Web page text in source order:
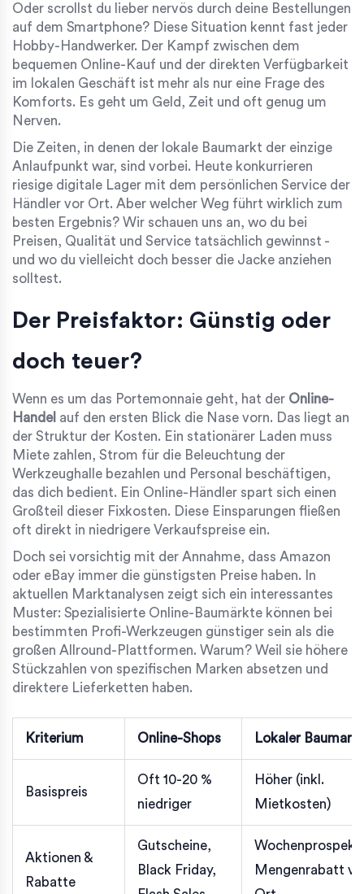
Oder scrollst du lieber nervös durch deine Bestellungen
auf dem Smartphone? Diese Situation kennt fast jeder
Hobby-Handwerker. Der Kampf zwischen dem
bequemen Online-Kauf und der direkten Verfügbarkeit
im lokalen Geschäft ist mehr als nur eine Frage des
Komforts. Es geht um Geld, Zeit und oft genug um
Nerven.
Die Zeiten, in denen der lokale Baumarkt der einzige
Anlaufpunkt war, sind vorbei. Heute konkurrieren
riesige digitale Lager mit dem persönlichen Service der
Händler vor Ort. Aber welcher Weg führt wirklich zum
besten Ergebnis? Wir schauen uns an, wo du bei
Preisen, Qualität und Service tatsächlich gewinnst -
und wo du vielleicht doch besser die Jacke anziehen
solltest.
Der Preisfaktor: Günstig oder
doch teuer?
Wenn es um das Portemonnaie geht, hat der Online-
Handel auf den ersten Blick die Nase vorn. Das liegt an
der Struktur der Kosten. Ein stationärer Laden muss
Miete zahlen, Strom für die Beleuchtung der
Werkzeughalle bezahlen und Personal beschäftigen,
das dich bedient. Ein Online-Händler spart sich einen
Großteil dieser Fixkosten. Diese Einsparungen fließen
oft direkt in niedrigere Verkaufspreise ein.
Doch sei vorsichtig mit der Annahme, dass Amazon
oder eBay immer die günstigsten Preise haben. In
aktuellen Marktanalysen zeigt sich ein interessantes
Muster: Spezialisierte Online-Baumärkte können bei
bestimmten Profi-Werkzeugen günstiger sein als die
großen Allround-Plattformen. Warum? Weil sie höhere
Stückzahlen von spezifischen Marken absetzen und
direktere Lieferketten haben.
Kriterium Online-Shops Lokaler Baumarkt
Basispreis
Oft 10-20 %
niedriger
Höher (inkl.
Mietkosten)
Aktionen &
Rabatte
Gutscheine,
Black Friday,
Mengenrabatt